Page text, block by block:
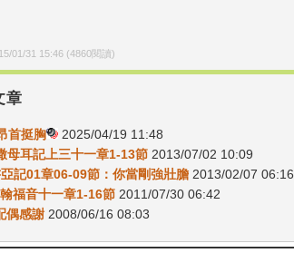
01/31 15:46(4860閱讀)
章
首挺胸
2025/04/19 11:48
母耳記上三十一章1-13節2013/07/02 10:09
記01章06-09節：你當剛強壯膽2013/02/07 06:16
福音十一章1-16節2011/07/30 06:42
偶感謝2008/06/16 08:03